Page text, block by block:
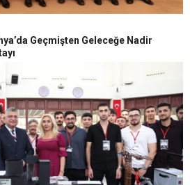
Geçmişten Geleceğe Nadir